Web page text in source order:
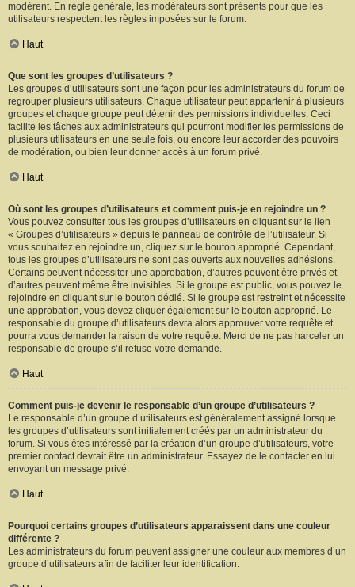
modèrent. En règle générale, les modérateurs sont présents pour que les
utilisateurs respectent les règles imposées sur le forum.
Haut
Que sont les groupes d’utilisateurs ?
Les groupes d’utilisateurs sont une façon pour les administrateurs du forum de
regrouper plusieurs utilisateurs. Chaque utilisateur peut appartenir à plusieurs
groupes et chaque groupe peut détenir des permissions individuelles. Ceci
facilite les tâches aux administrateurs qui pourront modifier les permissions de
plusieurs utilisateurs en une seule fois, ou encore leur accorder des pouvoirs
de modération, ou bien leur donner accès à un forum privé.
Haut
Où sont les groupes d’utilisateurs et comment puis-je en rejoindre un ?
Vous pouvez consulter tous les groupes d’utilisateurs en cliquant sur le lien
« Groupes d’utilisateurs » depuis le panneau de contrôle de l’utilisateur. Si
vous souhaitez en rejoindre un, cliquez sur le bouton approprié. Cependant,
tous les groupes d’utilisateurs ne sont pas ouverts aux nouvelles adhésions.
Certains peuvent nécessiter une approbation, d’autres peuvent être privés et
d’autres peuvent même être invisibles. Si le groupe est public, vous pouvez le
rejoindre en cliquant sur le bouton dédié. Si le groupe est restreint et nécessite
une approbation, vous devez cliquer également sur le bouton approprié. Le
responsable du groupe d’utilisateurs devra alors approuver votre requête et
pourra vous demander la raison de votre requête. Merci de ne pas harceler un
responsable de groupe s’il refuse votre demande.
Haut
Comment puis-je devenir le responsable d’un groupe d’utilisateurs ?
Le responsable d’un groupe d’utilisateurs est généralement assigné lorsque
les groupes d’utilisateurs sont initialement créés par un administrateur du
forum. Si vous êtes intéressé par la création d’un groupe d’utilisateurs, votre
premier contact devrait être un administrateur. Essayez de le contacter en lui
envoyant un message privé.
Haut
Pourquoi certains groupes d’utilisateurs apparaissent dans une couleur
différente ?
Les administrateurs du forum peuvent assigner une couleur aux membres d’un
groupe d’utilisateurs afin de faciliter leur identification.